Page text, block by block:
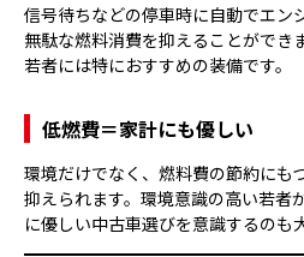
信号待ちなどの停車時に自動でエン
無駄な燃料消費を抑えることができ
若者には特におすすめの装備です。
低燃費＝家計にも優しい
環境だけでなく、燃料費の節約にも
抑えられます。環境意識の高い若者
に優しい中古車選びを意識するのも